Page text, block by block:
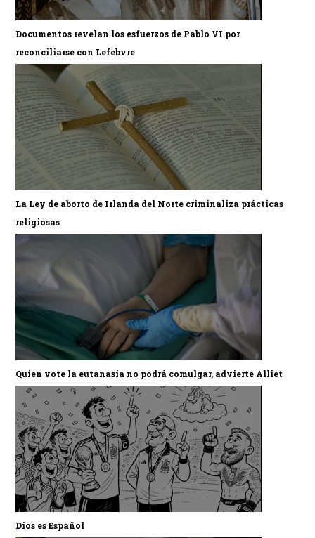
Documentos revelan los esfuerzos de Pablo VI por
reconciliarse con Lefebvre
La Ley de aborto de Irlanda del Norte criminaliza prácticas
religiosas
Quien vote la eutanasia no podrá comulgar, advierte Alliet
Dios es Español